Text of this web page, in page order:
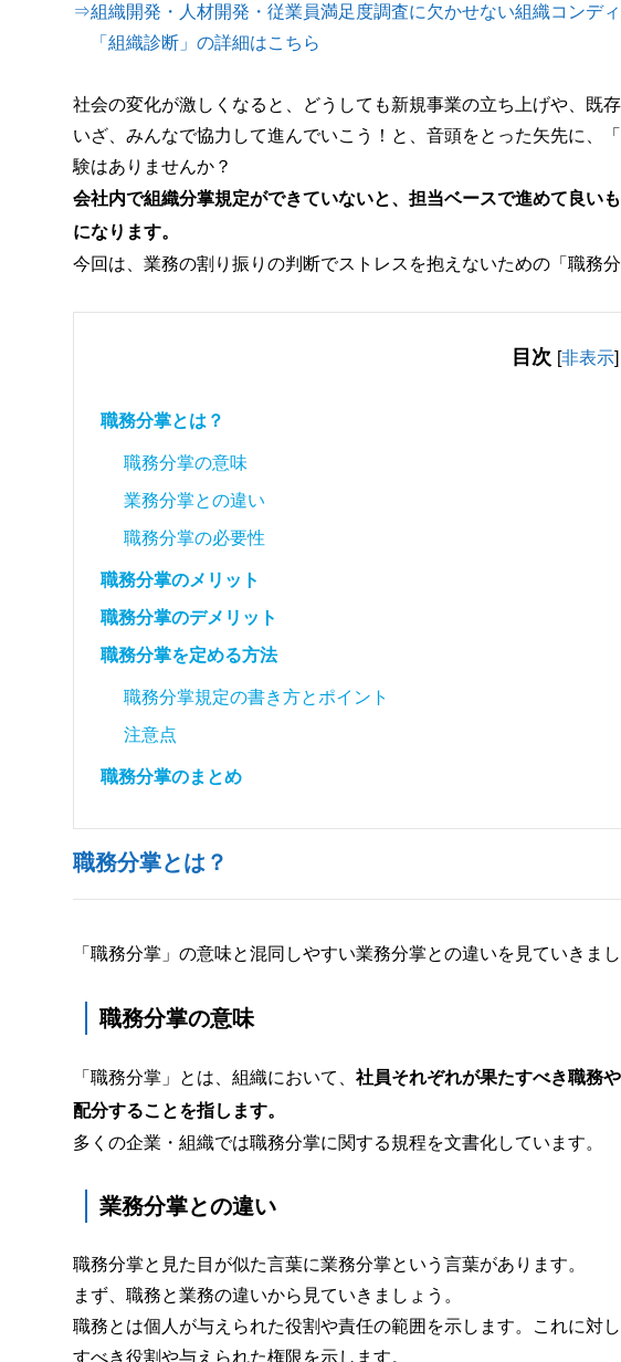
⇒組織開発・人材開発・従業員満足度調査に欠かせない組織コンデ
「組織診断」の詳細はこちら
社会の変化が激しくなると、どうしても新規事業の立ち上げや、既
いざ、みんなで協力して進んでいこう！と、音頭をとった矢先に、
験はありませんか？
会社内で組織分掌規定ができていないと、担当ベースで進めて良い
になります。
今回は、業務の割り振りの判断でストレスを抱えないための「職務
目次 [非表示]
職務分掌とは？
職務分掌の意味
業務分掌との違い
職務分掌の必要性
職務分掌のメリット
職務分掌のデメリット
職務分掌を定める方法
職務分掌規定の書き方とポイント
注意点
職務分掌のまとめ
職務分掌とは？
「職務分掌」の意味と混同しやすい業務分掌との違いを見ていきまし
職務分掌の意味
「職務分掌」とは、組織において、 社員それぞれが果たすべき職務
配分することを指します。
多くの企業・組織では職務分掌に関する規程を文書化しています。
業務分掌との違い
職務分掌と見た目が似た言葉に業務分掌という言葉があります。
まず、職務と業務の違いから見ていきましょう。
職務とは個人が与えられた役割や責任の範囲を示します。これに対
すべき役割や与えられた権限を示します。